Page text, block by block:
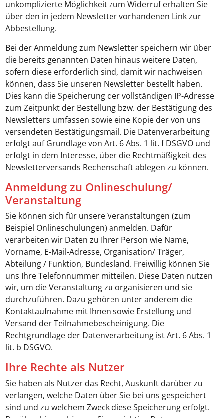
unkomplizierte Möglichkeit zum Widerruf erhalten Sie
über den in jedem Newsletter vorhandenen Link zur
Abbestellung.
Bei der Anmeldung zum Newsletter speichern wir über
die bereits genannten Daten hinaus weitere Daten,
sofern diese erforderlich sind, damit wir nachweisen
können, dass Sie unseren Newsletter bestellt haben.
Dies kann die Speicherung der vollständigen IP-Adresse
zum Zeitpunkt der Bestellung bzw. der Bestätigung des
Newsletters umfassen sowie eine Kopie der von uns
versendeten Bestätigungsmail. Die Datenverarbeitung
erfolgt auf Grundlage von Art. 6 Abs. 1 lit. f DSGVO und
erfolgt in dem Interesse, über die Rechtmäßigkeit des
Newsletterversands Rechenschaft ablegen zu können.
Anmeldung zu Onlineschulung/
Veranstaltung
Sie können sich für unsere Veranstaltungen (zum
Beispiel Onlineschulungen) anmelden. Dafür
verarbeiten wir Daten zu Ihrer Person wie Name,
Vorname, E-Mail-Adresse, Organisation/ Träger,
Abteilung / Funktion, Bundesland. Freiwillig können Sie
uns Ihre Telefonnummer mitteilen. Diese Daten nutzen
wir, um die Veranstaltung zu organisieren und sie
durchzuführen. Dazu gehören unter anderem die
Kontaktaufnahme mit Ihnen sowie Erstellung und
Versand der Teilnahmebescheinigung. Die
Rechtgrundlage der Datenverarbeitung ist Art. 6 Abs. 1
lit. b DSGVO.
Ihre Rechte als Nutzer
Sie haben als Nutzer das Recht, Auskunft darüber zu
verlangen, welche Daten über Sie bei uns gespeichert
sind und zu welchem Zweck diese Speicherung erfolgt.